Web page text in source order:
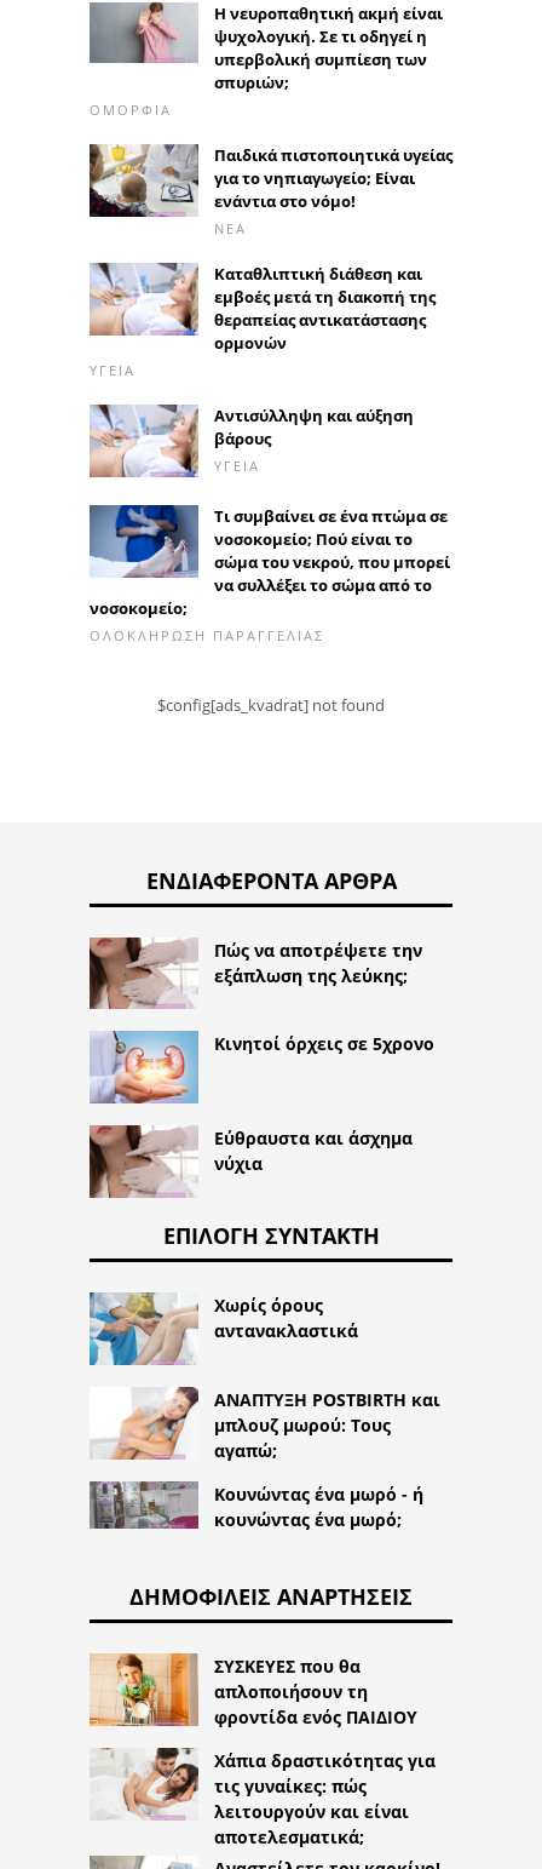
Η νευροπαθητική ακμή είναι
ψυχολογική. Σε τι οδηγεί η
υπερβολική συμπίεση των
σπυριών;
ΟΜΟΡΦΙΆ
Παιδικά πιστοποιητικά υγείας
για το νηπιαγωγείο; Είναι
ενάντια στο νόμο!
ΝΈΑ
Καταθλιπτική διάθεση και
εμβοές μετά τη διακοπή της
θεραπείας αντικατάστασης
ορμονών
ΥΓΕΊΑ
Αντισύλληψη και αύξηση
βάρους
ΥΓΕΊΑ
Τι συμβαίνει σε ένα πτώμα σε
νοσοκομείο; Πού είναι το
σώμα του νεκρού, που μπορεί
να συλλέξει το σώμα από το
νοσοκομείο;
ΟΛΟΚΛΉΡΩΣΗ ΠΑΡΑΓΓΕΛΊΑΣ
$config[ads_kvadrat] not found
ΕΝΔΙΑΦΈΡΟΝΤΑ ΆΡΘΡΑ
Πώς να αποτρέψετε την
εξάπλωση της λεύκης;
Κινητοί όρχεις σε 5χρονο
Εύθραυστα και άσχημα
νύχια
ΕΠΙΛΟΓΉ ΣΥΝΤΆΚΤΗ
Χωρίς όρους
αντανακλαστικά
ΑΝΑΠΤΥΞΗ POSTBIRTH και
μπλουζ μωρού: Τους
αγαπώ;
Κουνώντας ένα μωρό - ή
κουνώντας ένα μωρό;
ΔΗΜΟΦΙΛΕΊΣ ΑΝΑΡΤΉΣΕΙΣ
ΣΥΣΚΕΥΕΣ που θα
απλοποιήσουν τη
φροντίδα ενός ΠΑΙΔΙΟΥ
Χάπια δραστικότητας για
τις γυναίκες: πώς
λειτουργούν και είναι
αποτελεσματικά;